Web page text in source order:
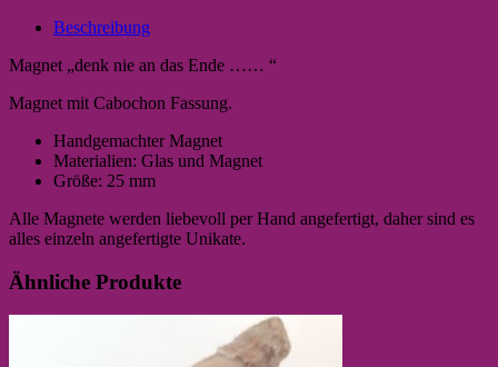
Beschreibung
Magnet „denk nie an das Ende …… “
Magnet mit Cabochon Fassung.
Handgemachter Magnet
Materialien: Glas und Magnet
Größe: 25 mm
Alle Magnete werden liebevoll per Hand angefertigt, daher sind es
alles einzeln angefertigte Unikate.
Ähnliche Produkte